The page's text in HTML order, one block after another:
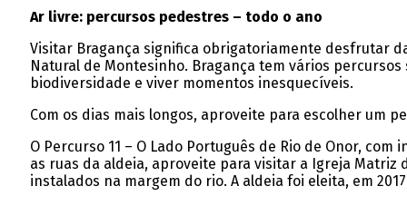
Ar livre: percursos pedestres – todo o ano
Visitar Bragança significa obrigatoriamente desfrutar
Natural de Montesinho. Bragança tem vários
biodiversidade e viver momentos inesquecíveis.
Com os dias mais longos, aproveite para escolher um
O Percurso 11 – O Lado Português de Rio de Onor,
as ruas da aldeia, aproveite para visitar a Igreja Matriz
instalados na margem do rio. A aldeia foi eleita, em